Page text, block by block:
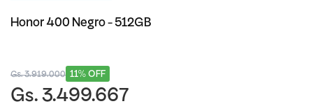
Honor 400 Negro - 512GB
11% OFF
Gs. 3.919.000
Gs. 3.499.667